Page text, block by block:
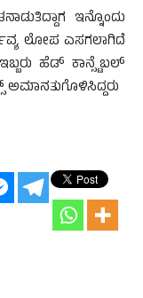
ಇನ್ನೊಂದು
ಲೋಪ ಎಸಗಲಾಗಿದೆ
ಹೆಡ್ ಕಾನ್ಸ್ಟೆಬಲ್
ಅಮಾನತುಗೊಳಿಸಿದ್ದರು